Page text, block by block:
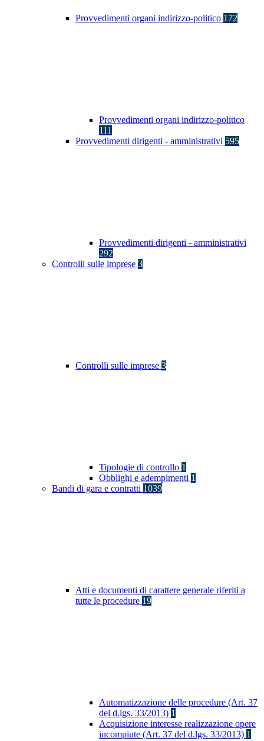
Provvedimenti organi indirizzo-politico 172
Provvedimenti organi indirizzo-politico
111
Provvedimenti dirigenti - amministrativi 595
Provvedimenti dirigenti - amministrativi
292
Controlli sulle imprese 3
Controlli sulle imprese 3
Tipologie di controllo 1
Obblighi e adempimenti 1
Bandi di gara e contratti 1039
Atti e documenti di carattere generale riferiti a
tutte le procedure 19
Automatizzazione delle procedure (Art. 37
del d.lgs. 33/2013) 1
Acquisizione interesse realizzazione opere
incompiute (Art. 37 del d.lgs. 33/2013) 1